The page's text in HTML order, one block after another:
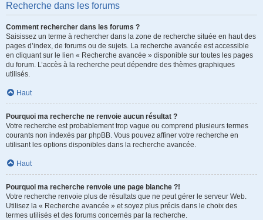
Recherche dans les forums
Comment rechercher dans les forums ?
Saisissez un terme à rechercher dans la zone de recherche située en haut des
pages d’index, de forums ou de sujets. La recherche avancée est accessible
en cliquant sur le lien « Recherche avancée » disponible sur toutes les pages
du forum. L’accès à la recherche peut dépendre des thèmes graphiques
utilisés.
Haut
Pourquoi ma recherche ne renvoie aucun résultat ?
Votre recherche est probablement trop vague ou comprend plusieurs termes
courants non indexés par phpBB. Vous pouvez affiner votre recherche en
utilisant les options disponibles dans la recherche avancée.
Haut
Pourquoi ma recherche renvoie une page blanche ?!
Votre recherche renvoie plus de résultats que ne peut gérer le serveur Web.
Utilisez la « Recherche avancée » et soyez plus précis dans le choix des
termes utilisés et des forums concernés par la recherche.